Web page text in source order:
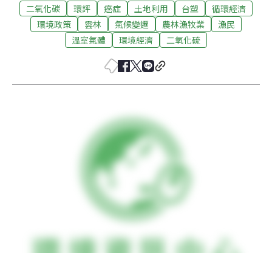
二氧化碳 環評 癌症 土地利用 台塑
循環經濟
環境政策
雲林 氣候變遷 農林漁牧業
漁民
溫室氣體
環境經濟 二氧化硫